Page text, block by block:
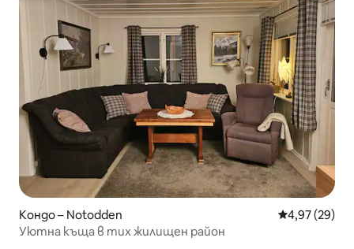
Кондо – Notodden Средна
4,97 (29)
Уютна къща в тих жилищен район